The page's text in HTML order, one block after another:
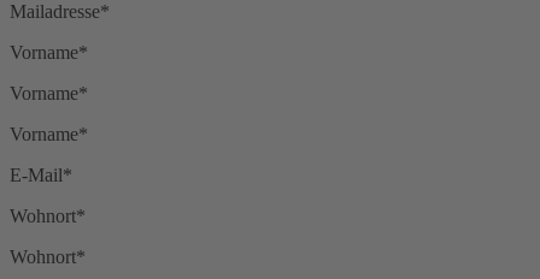
Mailadresse*
Vorname*
Vorname*
Vorname*
E-Mail*
Wohnort*
Wohnort*